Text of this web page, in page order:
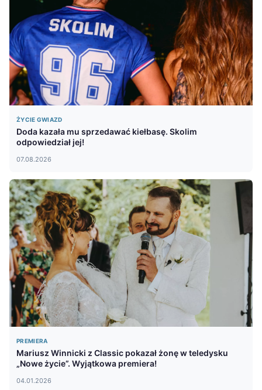
ŻYCIE GWIAZD
Doda kazała mu sprzedawać kiełbasę. Skolim
odpowiedział jej!
07.08.2026
PREMIERA
Mariusz Winnicki z Classic pokazał żonę w teledysku
„Nowe życie”. Wyjątkowa premiera!
04.01.2026